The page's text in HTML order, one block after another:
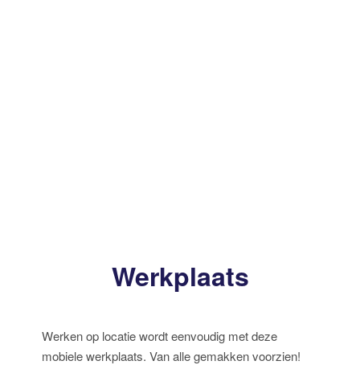
Werkplaats
Werken op locatie wordt eenvoudig met deze
mobiele werkplaats. Van alle gemakken voorzien!